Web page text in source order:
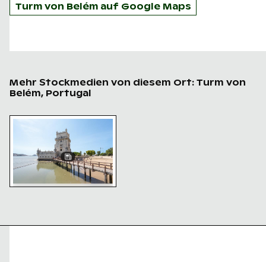
Turm von Belém auf Google Maps
Mehr Stockmedien von diesem Ort: Turm von
Belém, Portugal
Turm von Belém, Wahrzeichen Portugals in Lissabon